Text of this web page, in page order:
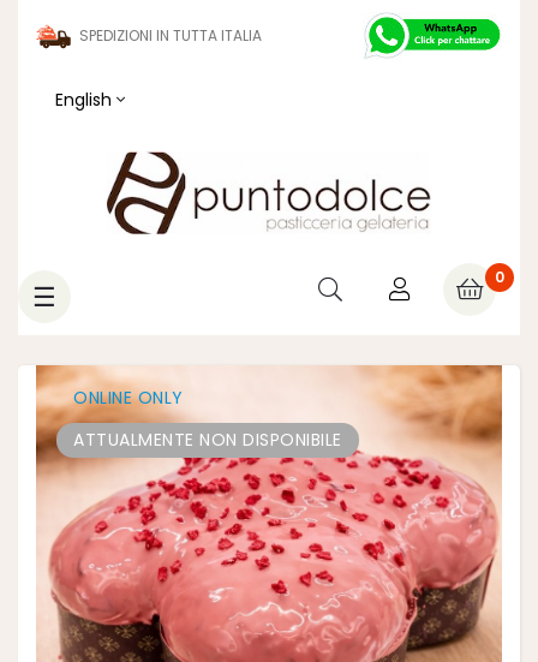
SPEDIZIONI IN TUTTA ITALIA
English
0
Toggle
☰
ONLINE ONLY
ATTUALMENTE NON DISPONIBILE